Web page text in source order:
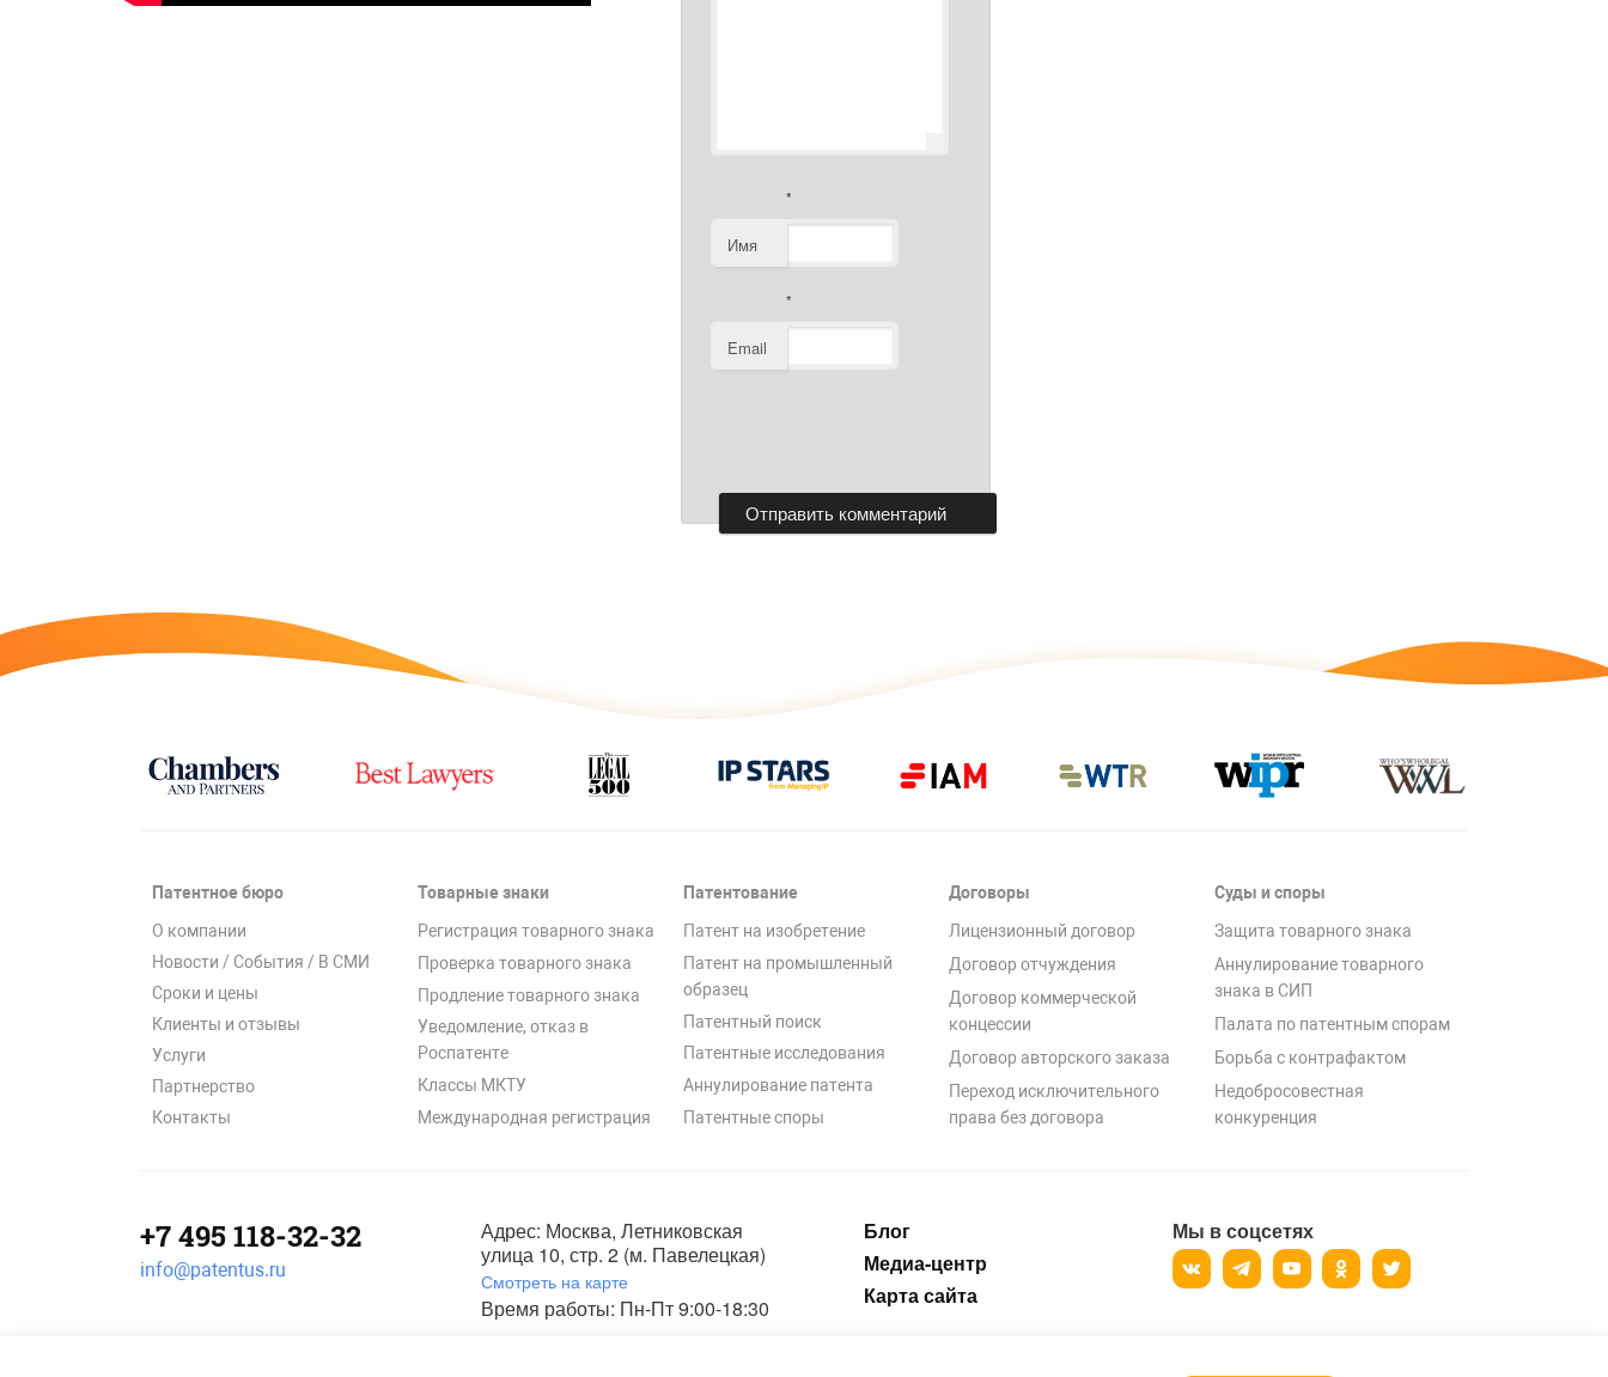
Имя
*
Email
*
Патентное бюро
О компании
Новости / События / В СМИ
Сроки и цены
Клиенты и отзывы
Услуги
Партнерство
Контакты
Товарные знаки
Регистрация товарного знака
Проверка товарного знака
Продление товарного знака
Уведомление, отказ в
Роспатенте
Классы МКТУ
Международная регистрация
Патентование
Патент на изобретение
Патент на промышленный
образец
Патентный поиск
Патентные исследования
Аннулирование патента
Патентные споры
Договоры
Лицензионный договор
Договор отчуждения
Договор коммерческой
концессии
Договор авторского заказа
Переход исключительного
права без договора
Суды и споры
Защита товарного знака
Аннулирование товарного
знака в СИП
Палата по патентным спорам
Борьба с контрафактом
Недобросовестная
конкуренция
+7 495 118-32-32
info@patentus.ru
Адрес: Москва, Летниковская
улица 10, стр. 2 (м. Павелецкая)
Смотреть на карте
Время работы: Пн-Пт 9:00-18:30
Блог
Медиа-центр
Карта сайта
Мы в соцсетях